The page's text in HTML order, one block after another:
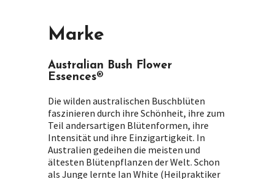
Marke
Australian Bush Flower
Essences®
Die wilden australischen Buschblüten
faszinieren durch ihre Schönheit, ihre zum
Teil andersartigen Blütenformen, ihre
Intensität und ihre Einzigartigkeit. In
Australien gedeihen die meisten und
ältesten Blütenpflanzen der Welt. Schon
als Junge lernte Ian White (Heilpraktiker